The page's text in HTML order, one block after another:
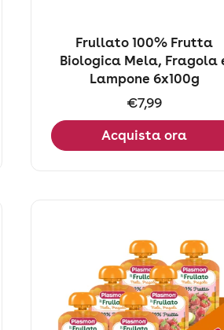
Frullato 100% Frutta
Biologica Mela, Fragola
Lampone 6x100g
Prezzo:
€7,99
Acquista ora